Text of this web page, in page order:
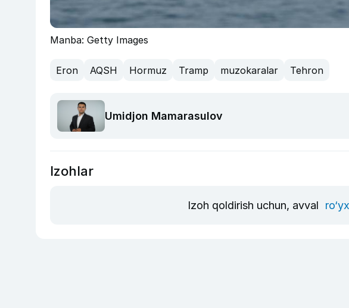
Manba: Getty Images
Eron AQSH Hormuz Tramp muzokaralar Tehron
Umidjon Mamarasulov
Izohlar
Izoh qoldirish uchun, avval